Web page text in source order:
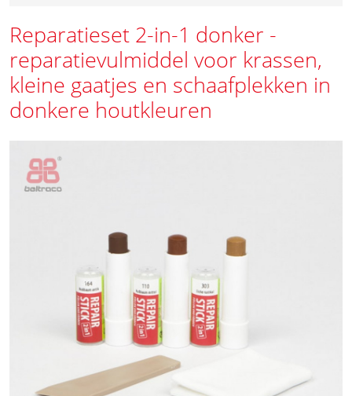
Reparatieset 2-in-1 donker -
reparatievulmiddel voor krassen,
kleine gaatjes en schaafplekken in
donkere houtkleuren